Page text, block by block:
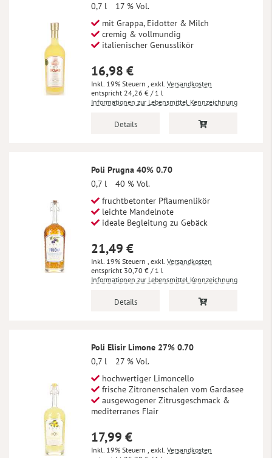
0,7 l
17 % Vol.
mit Grappa, Eidotter & Milch
cremig & vollmundig
italienischer Genusslikör
16,98 €
Inkl. 19% Steuern , exkl. Versandkosten
24,26 € / 1 l
Informationen zur Lebensmittel Kennzeichnung
Details
Poli Prugna 40% 0.70
0,7 l
40 % Vol.
fruchtbetonter Pflaumenlikör
leichte Mandelnote
ideale Begleitung zu Gebäck
21,49 €
Inkl. 19% Steuern , exkl. Versandkosten
30,70 € / 1 l
Informationen zur Lebensmittel Kennzeichnung
Details
Poli Elisir Limone 27% 0.70
0,7 l
27 % Vol.
hochwertiger Limoncello
frische Zitronenschalen vom Gardasee
ausgewogener Zitrusgeschmack &
mediterranes Flair
17,99 €
Inkl. 19% Steuern , exkl. Versandkosten